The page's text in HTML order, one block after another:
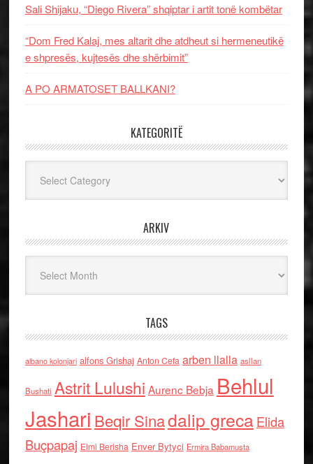
Sali Shijaku, “Diego Rivera” shqiptar i artit tonë kombëtar
“Dom Fred Kalaj, mes altarit dhe atdheut si hermeneutikë
e shpresës, kujtesës dhe shërbimit”
A PO ARMATOSET BALLKANI?
KATEGORITË
ARKIV
TAGS
albano kolonjari alfons Grishaj Anton Cefa arben llalla asllan
Bushati Astrit Lulushi Aurenc Bebja Behlul
Jashari Beqir Sinadalip grecaElida
Buçpapaj Elmi Berisha Enver Bytyci Ermira Babamusta